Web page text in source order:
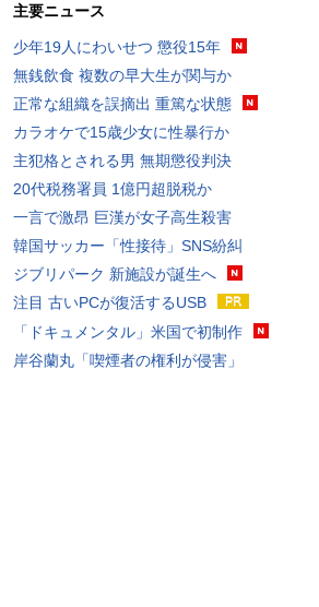
主要ニュース
少年19人にわいせつ 懲役15年
無銭飲食 複数の早大生が関与か
正常な組織を誤摘出 重篤な状態
カラオケで15歳少女に性暴行か
主犯格とされる男 無期懲役判決
20代税務署員 1億円超脱税か
一言で激昂 巨漢が女子高生殺害
韓国サッカー「性接待」SNS紛糾
ジブリパーク 新施設が誕生へ
注目 古いPCが復活するUSB
「ドキュメンタル」米国で初制作
岸谷蘭丸「喫煙者の権利が侵害」